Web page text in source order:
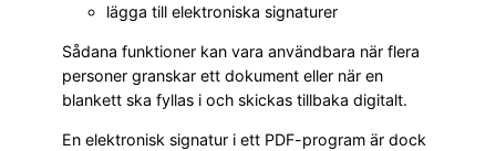
lägga till elektroniska signaturer
Sådana funktioner kan vara användbara när flera
personer granskar ett dokument eller när en
blankett ska fyllas i och skickas tillbaka digitalt.
En elektronisk signatur i ett PDF-program är dock